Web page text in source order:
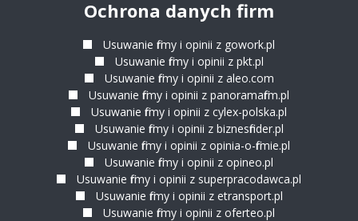
Ochrona danych firm
Usuwanie firmy i opinii z gowork.pl
Usuwanie firmy i opinii z pkt.pl
Usuwanie firmy i opinii z aleo.com
Usuwanie firmy i opinii z panoramafirm.pl
Usuwanie firmy i opinii z cylex-polska.pl
Usuwanie firmy i opinii z biznesfinder.pl
Usuwanie firmy i opinii z opinia-o-firmie.pl
Usuwanie firmy i opinii z opineo.pl
Usuwanie firmy i opinii z superpracodawca.pl
Usuwanie firmy i opinii z etransport.pl
Usuwanie firmy i opinii z oferteo.pl